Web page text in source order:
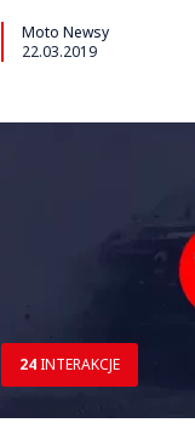
Moto Newsy
22.03.2019
24 INTERAKCJE